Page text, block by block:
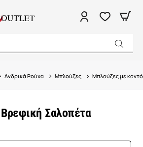
Βρεφική Σαλοπέτα
Ανδρικά Ρούχα Μπλούζες Μπλούζες με κοντό